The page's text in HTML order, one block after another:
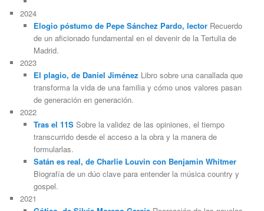
2024
Elogio póstumo de Pepe Sánchez Pardo, lectorRecuerdo
de un aficionado fundamental en el devenir de la Tertulia de
Madrid.
2023
El plagio, de Daniel Jiménez Libro sobre una canallada que
transforma la vida de una familia y cómo unos valores pasan
de generación en generación.
2022
Tras el 11SSobre la validez de las opiniones, el tiempo
transcurrido desde el acceso a la obra y la manera de
formularlas.
Satán es real, de Charlie Louvin con Benjamin Whitmer
Biografía de un dúo clave para entender la música country y
gospel.
2021